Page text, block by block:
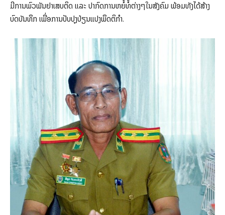
ມີການພົວພັນຢາເສບຕິດ ແລະ ປາກົດການຫຍໍ້ທໍ້ຕ່າງໆໃນສັງຄົມ ພ້ອມທັງໄດ້ສ້າງ
ບົດບັນທຶກ ເພື່ອການປັບປຸງປ່ຽນແປງພຶດຕິກຳ.